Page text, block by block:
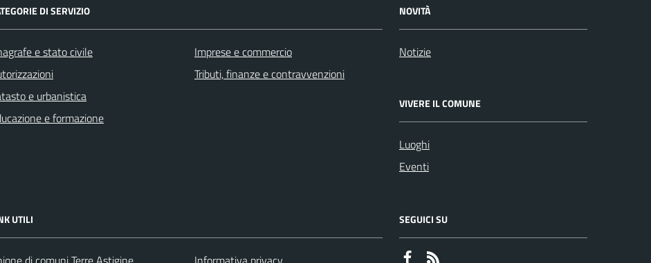
DI SERVIZIO
e stato civile
e urbanistica
e formazione
Imprese e commercio
Tributi, finanze e contravvenzioni
NOVITÀ
Notizie
VIVERE IL COMUNE
Luoghi
Eventi
UTILI SEGUICI SU